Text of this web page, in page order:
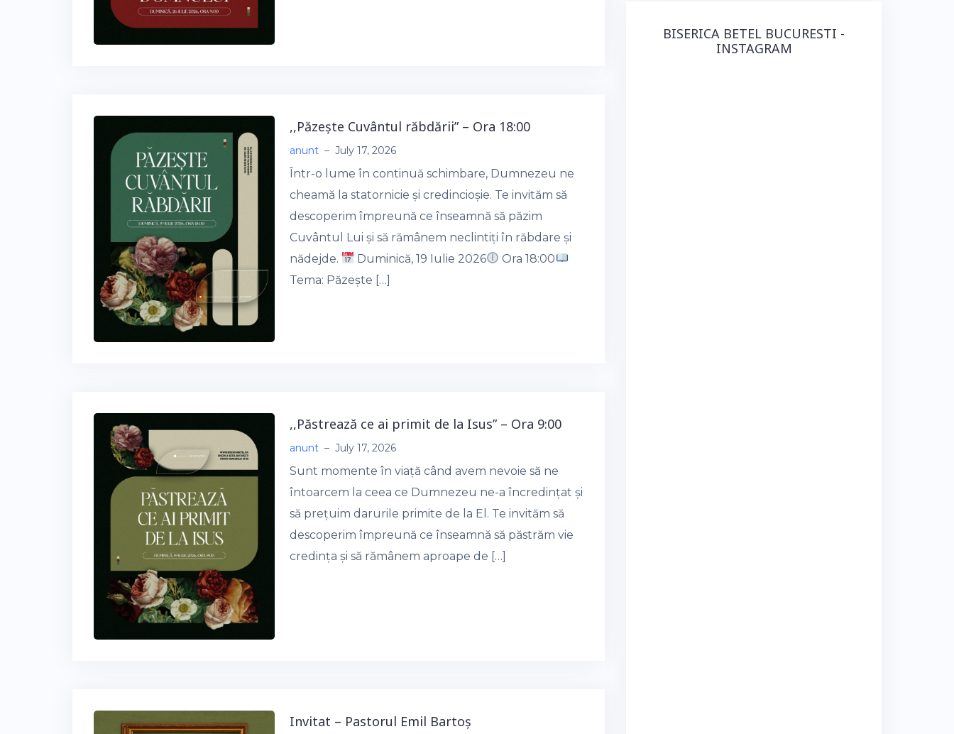
,,Păzește Cuvântul răbdării” – Ora 18:00
anunt – July 17, 2026
Într-o lume în continuă schimbare, Dumnezeu ne
cheamă la statornicie și credincioșie. Te invităm să
descoperim împreună ce înseamnă să păzim
Cuvântul Lui și să rămânem neclintiți în răbdare și
nădejde.
Duminică, 19 Iulie 2026
Ora 18:00
Tema: Păzește […]
,,Păstrează ce ai primit de la Isus” – Ora 9:00
anunt – July 17, 2026
Sunt momente în viață când avem nevoie să ne
întoarcem la ceea ce Dumnezeu ne-a încredințat și
să prețuim darurile primite de la El. Te invităm să
descoperim împreună ce înseamnă să păstrăm vie
credința și să rămânem aproape de […]
Invitat – Pastorul Emil Bartoș
BISERICA BETEL BUCURESTI -
INSTAGRAM